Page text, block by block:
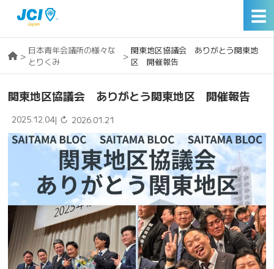
☰
> 日本青年会議所の様々な
とりくみ
> 関東地区協議会 ありがとう関東地
区 開催報告
関東地区協議会 ありがとう関東地区 開催報告
2025.12.04| ↻ 2026.01.21